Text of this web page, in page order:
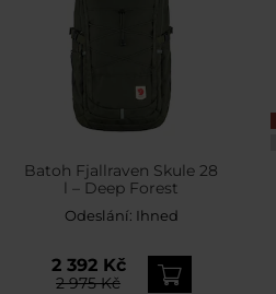
Batoh Fjallraven Skule 28
l – Deep Forest
Odeslání: Ihned
2 392 Kč
2 975 Kč